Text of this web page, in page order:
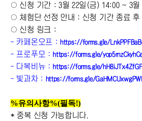
○ 신청 기간 : 3월 22일(금) 14:00 ~ 3월
○ 체험단 선정 안내 : 신청 기간 종료 후
○ 신청 링크 :
- 카페온오프 : https://forms.gle/
- 프로푸모 :https://forms.gle/
- 다복비뉴 :https://forms.gle/
- 빛과차 : https://forms.gle/
%유의사항%(필독!)
* 중복 신청 가능합니다.